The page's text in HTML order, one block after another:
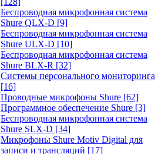
Беспроводная микрофонная система
Shure QLX-D [9]
Беспроводная микрофонная система
Shure ULX-D [10]
Беспроводная микрофонная система
Shure BLX-R [32]
Системы персонального мониторинга
[16]
Проводные микрофоны Shure [62]
Программное обеспечение Shure [3]
Беспроводная микрофонная система
Shure SLX-D [34]
Микрофоны Shure Motiv Digital для
записи и трансляций [17]